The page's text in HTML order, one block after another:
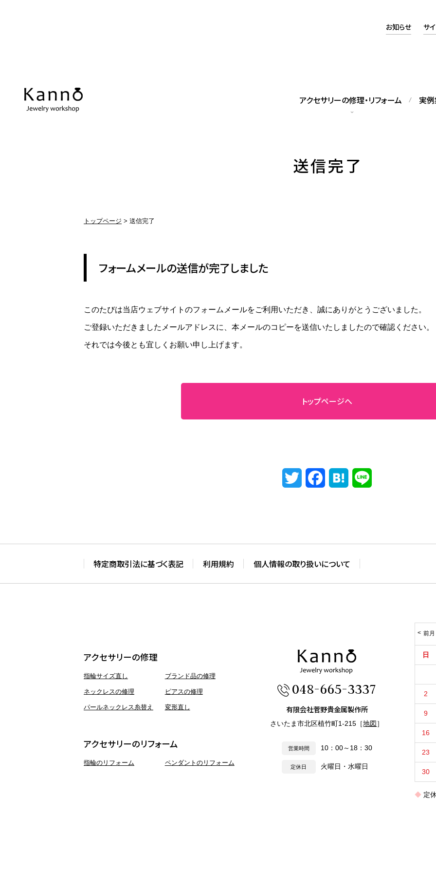
お知らせ サ
当店へのアクセスについて
実
アクセサリーの修理・リフォーム
ブランド品の修理
金具交換
ネックレスの金具、ピアスのキャッ
ホワイトコーティング
アクセサリーのリフォーム
送信完了
トップページ 送信完了
フォームメールの送信が完了しました
このたびは当店ウェブサイトのフォームメールをご利用いただき、誠にありがとうございました。
ご登録いただきましたメールアドレスに、本メールのコピーを送信いたしましたので確認ください。
それでは今後とも宜しくお願い申し上げます。
Twitter FacebookHatena
特定商取引法に基づく表記 利用規約 個人情報の取り扱いについて
アクセサリーの修理
指輪サイズ直し ブランド品の修理
ネックレスの修理 ピアスの修理
パールネックレス糸替え 変形直し
アクセサリーのリフォーム
指輪のリフォーム ペンダントのリフォーム
048-665-3337
有限会社菅野貴金属製作所
さいたま市北区植竹町1-215［地図 ］
営業時間 10：00～18：30
定休日 火曜日・水曜日
前月
日
2
9
16
23
30
定